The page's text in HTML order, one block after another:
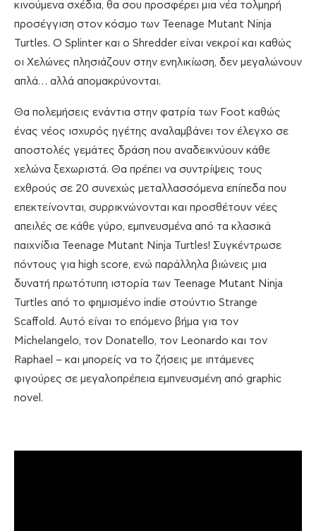
κινούμενα σχέδια, θα σου προσφέρει μια νέα τολμηρή
προσέγγιση στον κόσμο των Teenage Mutant Ninja
Turtles. Ο Splinter και ο Shredder είναι νεκροί και καθώς
οι Χελώνες πλησιάζουν στην ενηλικίωση, δεν μεγαλώνουν
απλά… αλλά απομακρύνονται.
Θα πολεμήσεις ενάντια στην φατρία των Foot καθώς
ένας νέος ισχυρός ηγέτης αναλαμβάνει τον έλεγχο σε
αποστολές γεμάτες δράση που αναδεικνύουν κάθε
χελώνα ξεχωριστά. Θα πρέπει να συντρίψεις τους
εχθρούς σε 20 συνεχώς μεταλλασσόμενα επίπεδα που
επεκτείνονται, συρρικνώνονται και προσθέτουν νέες
απειλές σε κάθε γύρο, εμπνευσμένα από τα κλασικά
παιχνίδια Teenage Mutant Ninja Turtles! Συγκέντρωσε
πόντους για high score, ενώ παράλληλα βιώνεις μια
δυνατή πρωτότυπη ιστορία των Teenage Mutant Ninja
Turtles από το φημισμένο indie στούντιο Strange
Scaffold. Αυτό είναι το επόμενο βήμα για τον
Michelangelo, τον Donatello, τον Leonardo και τον
Raphael – και μπορείς να το ζήσεις με ιπτάμενες
φιγούρες σε μεγαλοπρέπεια εμπνευσμένη από graphic
novel.